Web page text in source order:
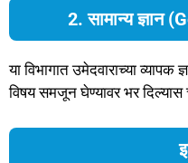
2. सामान्य ज्ञान
या विभागात उमेदवाराच्या व्यापक
विषय समजून घेण्यावर भर